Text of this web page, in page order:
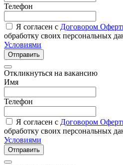
Телефон
Я согласен с Договором
обработку своих персональных
Условиями
Отправить
Откликнуться на вакансию
Имя
Телефон
Я согласен с Договором
обработку своих персональных
Условиями
Отправить